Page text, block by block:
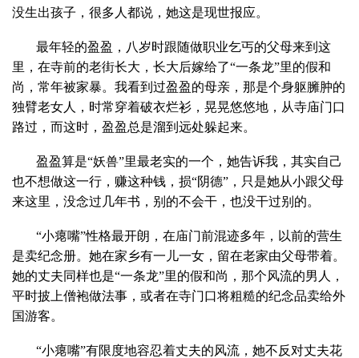
没生出孩子，很多人都说，她这是现世报应。
最年轻的盈盈，八岁时跟随做职业乞丐的父母来到这
里，在寺前的老街长大，长大后嫁给了“一条龙”里的假和
尚，常年被家暴。我看到过盈盈的母亲，那是个身躯臃肿的
独臂老女人，时常穿着破衣烂衫，晃晃悠悠地，从寺庙门口
路过，而这时，盈盈总是溜到远处躲起来。
盈盈算是“妖兽”里最老实的一个，她告诉我，其实自己
也不想做这一行，赚这种钱，损“阴德”，只是她从小跟父母
来这里，没念过几年书，别的不会干，也没干过别的。
“小瘪嘴”性格最开朗，在庙门前混迹多年，以前的营生
是卖纪念册。她在家乡有一儿一女，留在老家由父母带着。
她的丈夫同样也是“一条龙”里的假和尚，那个风流的男人，
平时披上僧袍做法事，或者在寺门口将粗糙的纪念品卖给外
国游客。
“小瘪嘴”有限度地容忍着丈夫的风流，她不反对丈夫花